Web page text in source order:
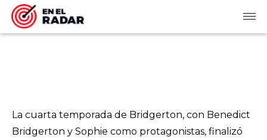
La cuarta temporada de Bridgerton, con Benedict
Bridgerton y Sophie como protagonistas, finalizó